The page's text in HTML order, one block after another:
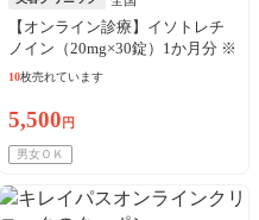
【オンライン診療】イソトレチ
ノイン（20mg×30錠）1か月分 ※
診察料、送料込込
10枚売れています
5,500 円
男女ＯＫ